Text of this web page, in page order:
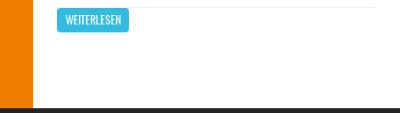
WEITERLESEN